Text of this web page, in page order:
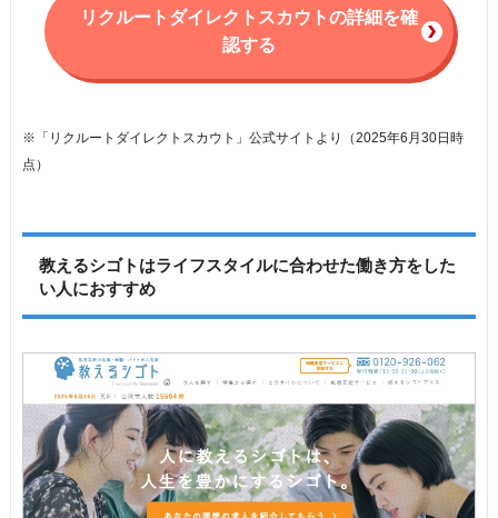
リクルートダイレクトスカウトの詳細を確
認する
※「リクルートダイレクトスカウト」公式サイトより（2025年6月30日時
点）
教えるシゴトはライフスタイルに合わせた働き方をした
い人におすすめ